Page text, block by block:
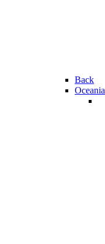
Back
Oceania